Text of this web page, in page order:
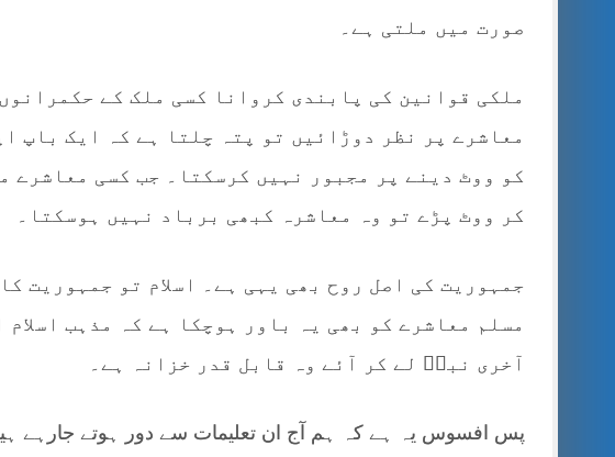
صورت میں ملتی ہے۔
ملکی قوانین کی پابندی کروانا کسی ملک کے
معاشرے پر نظر دوڑائیں تو پتہ چلتا ہے کہ ایک باپ
کو ووٹ دینے پر مجبور نہیں کرسکتا۔ جب کسی معاشرے
کر ووٹ پڑے تو وہ معاشرہ کبھی برباد نہیں ہوسکتا۔
جمہوریت کی اصل روح بھی یہی ہے۔ اسلام تو جمہوریت
مسلم معاشرے کو بھی یہ باور ہوچکا ہے کہ مذہب
آخری نبیؐ لے کر آئے وہ قابل قدر خزانہ ہے۔
پس افسوس یہ ہے کہ ہم آج ان تعلیمات سے دور ہوتے جارہے